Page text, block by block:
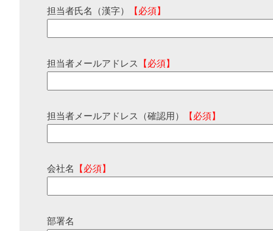
担当者氏名（漢字） 【必須】
担当者メールアドレス 【必須】
担当者メールアドレス（確認用） 【必須】
会社名 【必須】
部署名